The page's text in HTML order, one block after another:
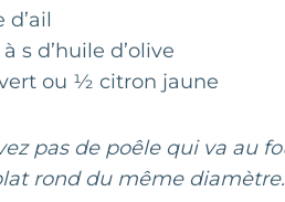
d’ail
s d’huile d’olive
ou ½ citron jaune
pas de poêle qui va au
rond du même diamètre.